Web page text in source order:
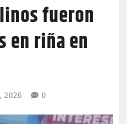
fueron
en riña en
2026 0